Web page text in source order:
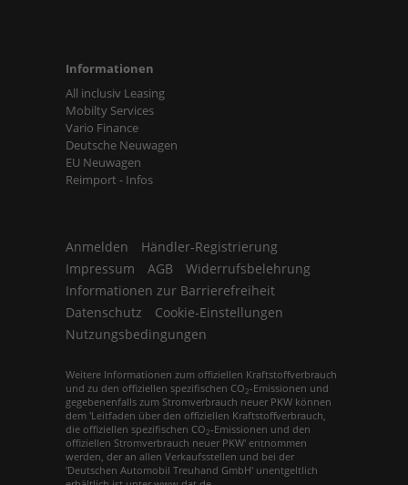
Informationen
All inclusiv Leasing
Mobilty Services
Vario Finance
Deutsche Neuwagen
EU Neuwagen
Reimport - Infos
Anmelden
Händler-Registrierung
Impressum
AGB
Widerrufsbelehrung
Informationen zur Barrierefreiheit
Datenschutz
Cookie-Einstellungen
Nutzungsbedingungen
Weitere Informationen zum offiziellen Kraftstoffverbrauch
und zu den offiziellen spezifischen CO 2-Emissionen und
gegebenenfalls zum Stromverbrauch neuer PKW können
dem 'Leitfaden über den offiziellen Kraftstoffverbrauch,
die offiziellen spezifischen CO 2-Emissionen und den
offiziellen Stromverbrauch neuer PKW' entnommen
werden, der an allen Verkaufsstellen und bei der
'Deutschen Automobil Treuhand GmbH' unentgeltlich